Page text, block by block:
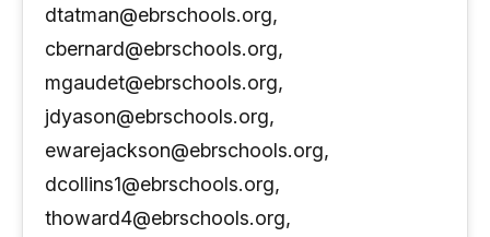
dtatman@ebrschools.org,
cbernard@ebrschools.org,
mgaudet@ebrschools.org,
jdyason@ebrschools.org,
ewarejackson@ebrschools.org,
dcollins1@ebrschools.org,
thoward4@ebrschools.org,